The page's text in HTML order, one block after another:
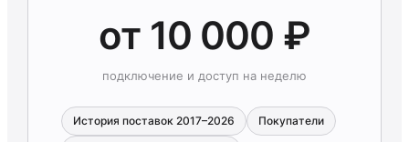
от 10 000 ₽
подключение и доступ на неделю
История поставок 2017–2026 Покупатели